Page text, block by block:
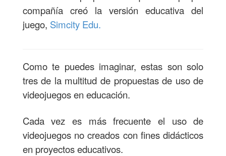
compañía creó la versión educativa del
juego, Simcity Edu.
Como te puedes imaginar, estas son solo
tres de la multitud de propuestas de uso de
videojuegos en educación.
Cada vez es más frecuente el uso de
videojuegos no creados con fines didácticos
en proyectos educativos.